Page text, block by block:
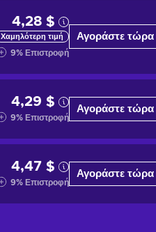
4,28 $
Χαμηλότερη τιμή
9% Επιστροφή
Αγοράστε τώρα
4,29 $
9% Επιστροφή
Αγοράστε τώρα
4,47 $
9% Επιστροφή
Αγοράστε τώρα